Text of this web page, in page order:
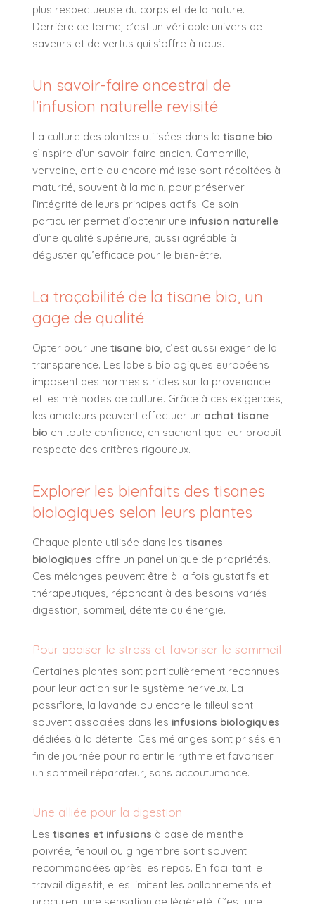
plus respectueuse du corps et de la nature.
Derrière ce terme, c’est un véritable univers de
saveurs et de vertus qui s’offre à nous.
Un savoir-faire ancestral de
l'infusion naturelle revisité
La culture des plantes utilisées dans la tisane bio
s’inspire d’un savoir-faire ancien. Camomille,
verveine, ortie ou encore mélisse sont récoltées à
maturité, souvent à la main, pour préserver
l’intégrité de leurs principes actifs. Ce soin
particulier permet d’obtenir une infusion naturelle
d’une qualité supérieure, aussi agréable à
déguster qu’efficace pour le bien-être.
La traçabilité de la tisane bio, un
gage de qualité
Opter pour une tisane bio, c’est aussi exiger de la
transparence. Les labels biologiques européens
imposent des normes strictes sur la provenance
et les méthodes de culture. Grâce à ces exigences,
les amateurs peuvent effectuer un achat tisane
bio en toute confiance, en sachant que leur produit
respecte des critères rigoureux.
Explorer les bienfaits des tisanes
biologiques selon leurs plantes
Chaque plante utilisée dans les tisanes
biologiques offre un panel unique de propriétés.
Ces mélanges peuvent être à la fois gustatifs et
thérapeutiques, répondant à des besoins variés :
digestion, sommeil, détente ou énergie.
Pour apaiser le stress et favoriser le sommeil
Certaines plantes sont particulièrement reconnues
pour leur action sur le système nerveux. La
passiflore, la lavande ou encore le tilleul sont
souvent associées dans les infusions biologiques
dédiées à la détente. Ces mélanges sont prisés en
fin de journée pour ralentir le rythme et favoriser
un sommeil réparateur, sans accoutumance.
Une alliée pour la digestion
Les tisanes et infusions à base de menthe
poivrée, fenouil ou gingembre sont souvent
recommandées après les repas. En facilitant le
travail digestif, elles limitent les ballonnements et